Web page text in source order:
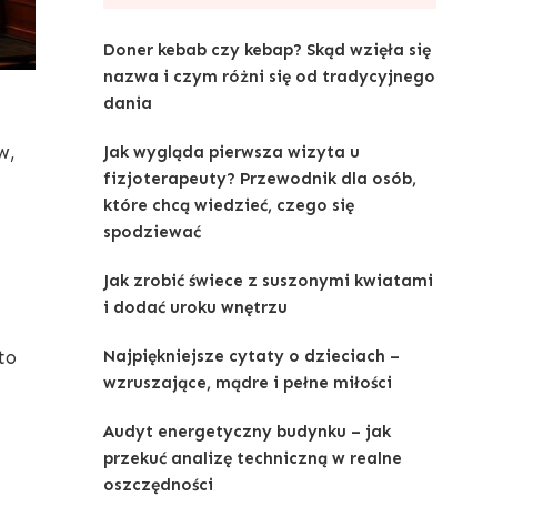
Doner kebab czy kebap? Skąd wzięła się
nazwa i czym różni się od tradycyjnego
dania
Jak wygląda pierwsza wizyta u
fizjoterapeuty? Przewodnik dla osób,
które chcą wiedzieć, czego się
spodziewać
Jak zrobić świece z suszonymi kwiatami
i dodać uroku wnętrzu
Najpiękniejsze cytaty o dzieciach –
wzruszające, mądre i pełne miłości
Audyt energetyczny budynku – jak
przekuć analizę techniczną w realne
oszczędności